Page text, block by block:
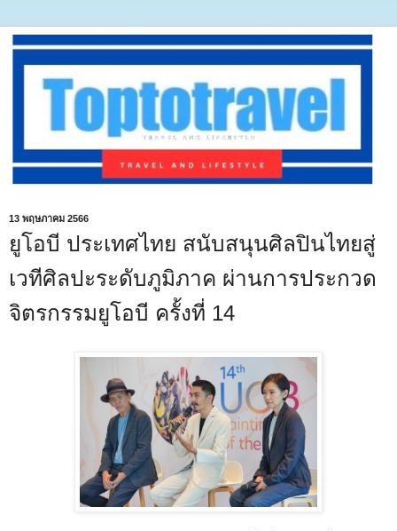
13 พฤษภาคม 2566
ยูโอบี ประเทศไทย สนับสนุนศิลปินไทยสู่
เวทีศิลปะระดับภูมิภาค ผ่านการประกวด
จิตรกรรมยูโอบี ครั้งที่ 14